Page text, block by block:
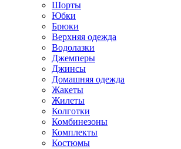
Шорты
Юбки
Брюки
Верхняя одежда
Водолазки
Джемперы
Джинсы
Домашняя одежда
Жакеты
Жилеты
Колготки
Комбинезоны
Комплекты
Костюмы